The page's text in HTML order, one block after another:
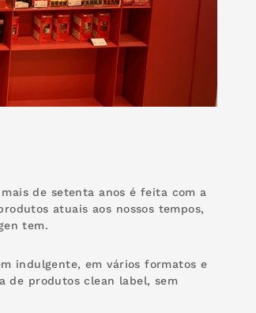
de setenta anos é feita com a
atuais aos nossos tempos,
tem.
indulgente, em vários formatos e
de produtos clean label, sem